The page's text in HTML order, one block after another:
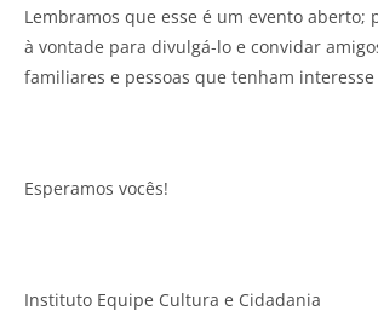
Lembramos que esse é um evento aberto;
à vontade para divulgá-lo e convidar
familiares e pessoas que tenham
Esperamos vocês!
Instituto Equipe Cultura e Cidadania